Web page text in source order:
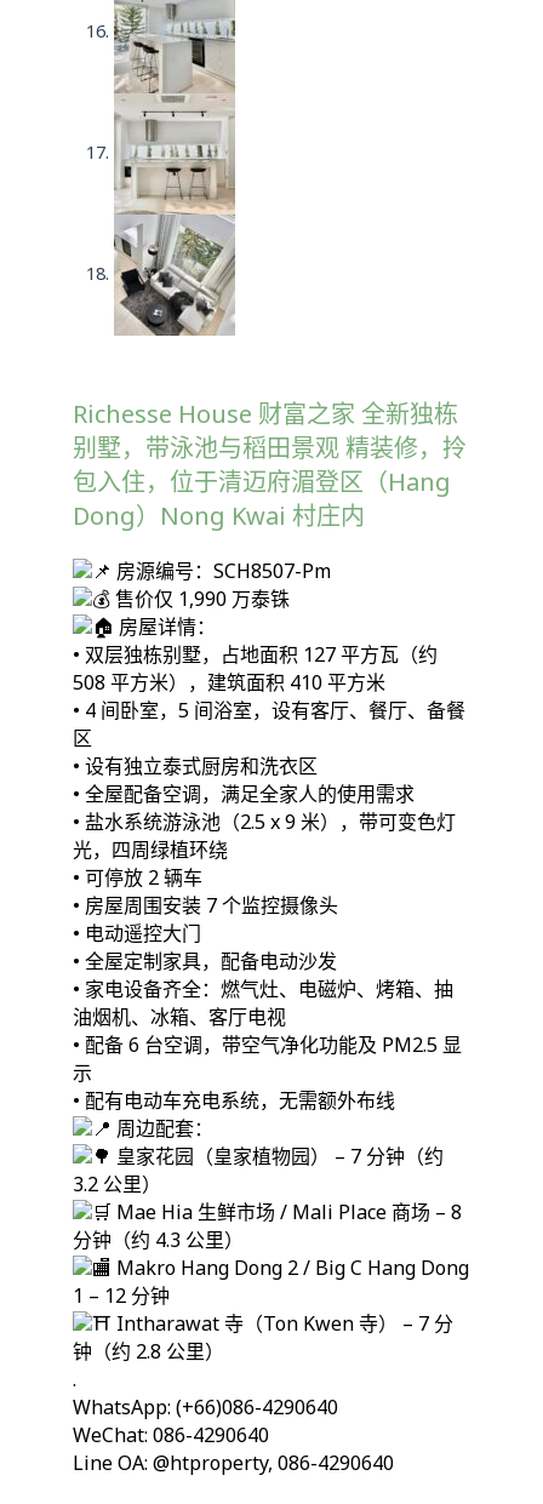
Richesse House 财富之家 全新独栋
别墅，带泳池与稻田景观 精装修，拎
包入住，位于清迈府湄登区（Hang
Dong）Nong Kwai 村庄内
房源编号：SCH8507-Pm
售价仅 1,990 万泰铢
房屋详情：
• 双层独栋别墅，占地面积 127 平方瓦（约
508 平方米），建筑面积 410 平方米
• 4 间卧室，5 间浴室，设有客厅、餐厅、备餐
区
• 设有独立泰式厨房和洗衣区
• 全屋配备空调，满足全家人的使用需求
• 盐水系统游泳池（2.5 x 9 米），带可变色灯
光，四周绿植环绕
• 可停放 2 辆车
• 房屋周围安装 7 个监控摄像头
• 电动遥控大门
• 全屋定制家具，配备电动沙发
• 家电设备齐全：燃气灶、电磁炉、烤箱、抽
油烟机、冰箱、客厅电视
• 配备 6 台空调，带空气净化功能及 PM2.5 显
示
• 配有电动车充电系统，无需额外布线
周边配套：
皇家花园（皇家植物园） – 7 分钟（约
3.2 公里）
Mae Hia 生鲜市场 / Mali Place 商场 – 8
分钟（约 4.3 公里）
Makro Hang Dong 2 / Big C Hang Dong
1 – 12 分钟
Intharawat 寺（Ton Kwen 寺） – 7 分
钟（约 2.8 公里）
.
WhatsApp: (+66)086-4290640
WeChat: 086-4290640
Line OA: @htproperty, 086-4290640